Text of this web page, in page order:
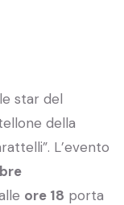
star del
della
L’evento
ore 18 porta